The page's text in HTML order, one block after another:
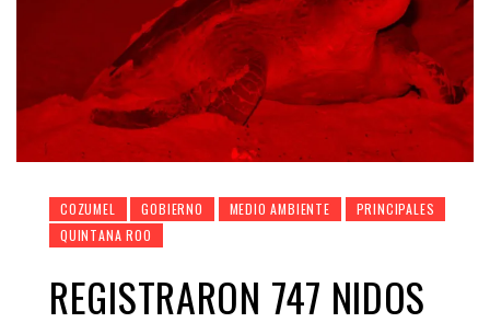
COZUMEL GOBIERNO MEDIO AMBIENTE
PRINCIPALES
QUINTANA ROO
REGISTRARON 747 NIDOS